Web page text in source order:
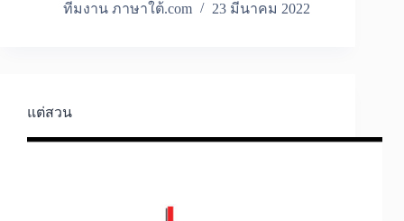
ทีมงาน ภาษาใต้.com
23 มีนาคม 2022
แต่สวน